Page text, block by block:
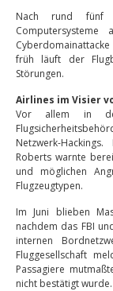
Nach rund fünf
früh läuft der
Störungen.
Airlines im Visier
Vor allem in
Netzwerk-
Roberts warnte
und möglichen
Flugzeugtypen.
Im Juni blieben
nachdem das FBI
internen
Fluggesellschaft
Passagiere
nicht bestätigt wurde.